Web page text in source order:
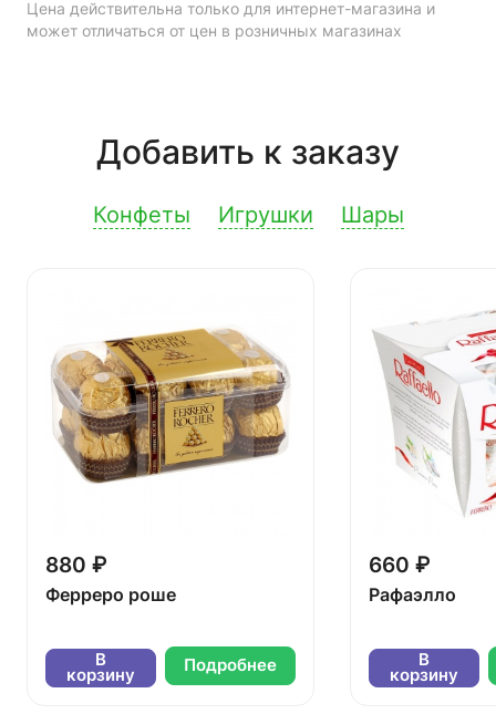
Цена действительна только для интернет-магазина и
может отличаться от цен в розничных магазинах
Добавить к заказу
Конфеты Игрушки Шары
880 ₽
Ферреро роше
В
корзину Подробнее
660 ₽
Рафаэлло
В
корзину